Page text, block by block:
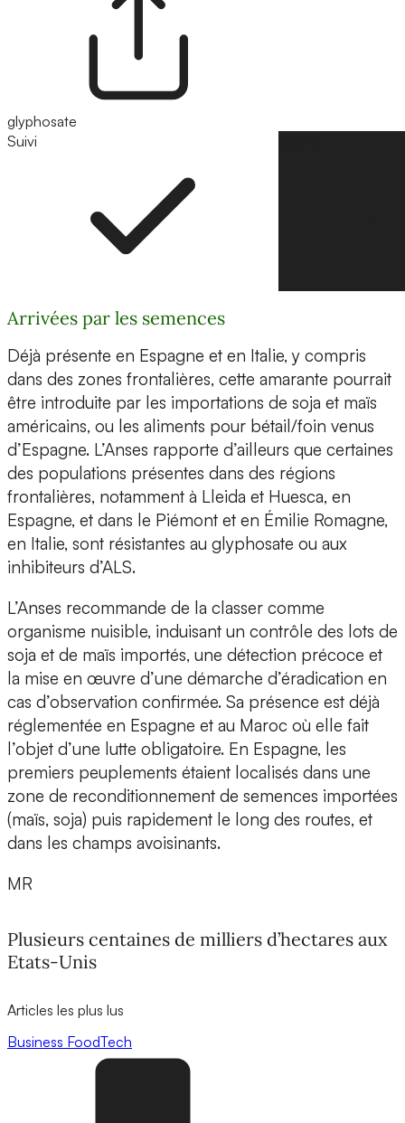
glyphosate
Suivi
Arrivées par les semences
Déjà présente en Espagne et en Italie, y compris
dans des zones frontalières, cette amarante pourrait
être introduite par les importations de soja et maïs
américains, ou les aliments pour bétail/foin venus
d’Espagne. L’Anses rapporte d’ailleurs que certaines
des populations présentes dans des régions
frontalières, notamment à Lleida et Huesca, en
Espagne, et dans le Piémont et en Émilie Romagne,
en Italie, sont résistantes au glyphosate ou aux
inhibiteurs d’ALS.
L’Anses recommande de la classer comme
organisme nuisible, induisant un contrôle des lots de
soja et de maïs importés, une détection précoce et
la mise en œuvre d’une démarche d’éradication en
cas d’observation confirmée. Sa présence est déjà
réglementée en Espagne et au Maroc où elle fait
l’objet d’une lutte obligatoire. En Espagne, les
premiers peuplements étaient localisés dans une
zone de reconditionnement de semences importées
(maïs, soja) puis rapidement le long des routes, et
dans les champs avoisinants.
MR
Plusieurs centaines de milliers d’hectares aux
Etats-Unis
Articles les plus lus
Business FoodTech